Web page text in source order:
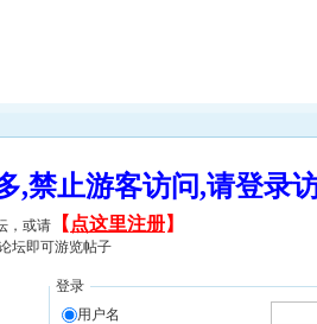
,禁止游客访问,请登
，或请 【 点这里注册】
坛即可游览帖子
登录
用户名